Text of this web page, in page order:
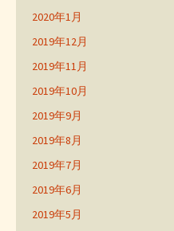
2020年1月
2019年12月
2019年11月
2019年10月
2019年9月
2019年8月
2019年7月
2019年6月
2019年5月